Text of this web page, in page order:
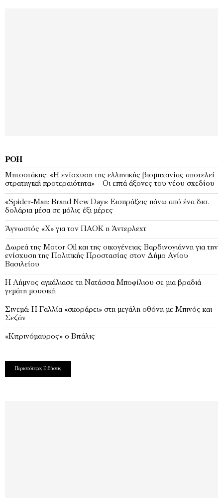
ΡΟΉ
Μητσοτάκης: «Η ενίσχυση της ελληνικής βιομηχανίας αποτελεί
στρατηγική προτεραιότητα» – Οι επτά άξονες του νέου σχεδίου
«Spider-Man: Brand New Day»: Εισπράξεις πάνω από ένα δισ.
δολάρια μέσα σε μόλις έξι μέρες
Άγνωστός «Χ» για τον ΠΑΟΚ η Άντερλεχτ
Δωρεά της Motor Oil και της οικογένειας Βαρδινογιάννη για την
ενίσχυση της Πολιτικής Προστασίας στον Δήμο Αγίου
Βασιλείου
Η Λήμνος αγκάλιασε τη Νατάσσα Μποφίλιου σε μια βραδιά
γεμάτη μουσική
Σινεμά: Η Γαλλία «σκοράρει» στη μεγάλη οθόνη με Μπινός και
Σεζάν
«Κιτρινόμαυρος» ο Βιτάλις
Περισσότερες Ειδήσεις